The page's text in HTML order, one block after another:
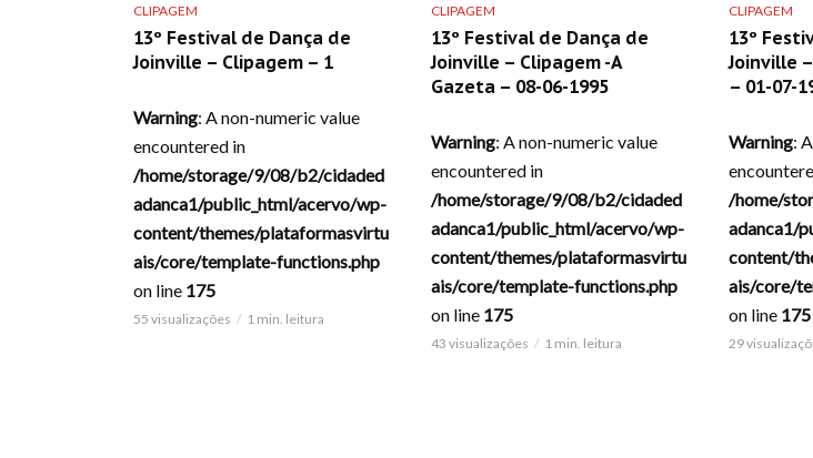
CLIPAGEM
13º Festival de Dança de
Joinville – Clipagem – 1
Warning: A non-numeric value
encountered in
/home/storage/9/08/b2/cidaded
adanca1/public_html/acervo/wp-
content/themes/plataformasvirtu
ais/core/template-functions.php
on line 175
55 visualizações 1 min. leitura
CLIPAGEM
13º Festival de Dança de
Joinville – Clipagem -A
Gazeta – 08-06-1995
Warning: A non-numeric value
encountered in
/home/storage/9/08/b2/cidaded
adanca1/public_html/acervo/wp-
content/themes/plataformasvirtu
ais/core/template-functions.php
on line 175
43 visualizações 1 min. leitura
CLIPAGEM
13º
Joinville
– 01-07-
Warning:
/home/
adanca1/
content/
ais/core/
on line 175
29